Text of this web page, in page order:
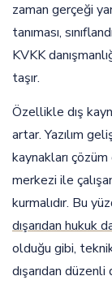
zaman gerçeği
tanıması,
KVKK
taşır.
Özellikle dış
artar. Yazılım
kaynakları çözüm
merkezi ile
kurmalıdır. Bu
dışarıdan hukuk
olduğu gibi,
dışarıdan